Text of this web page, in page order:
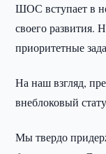
ШОС вступает в
своего развития.
приоритетные
На наш взгляд,
внеблоковый
Мы твердо